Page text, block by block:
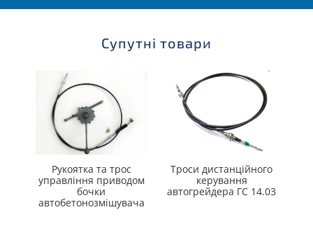
Супутні товари
Рукоятка та трос
управління приводом
бочки
автобетонозмішувача
Троси дистанційного
керування
автогрейдера ГС 14.03